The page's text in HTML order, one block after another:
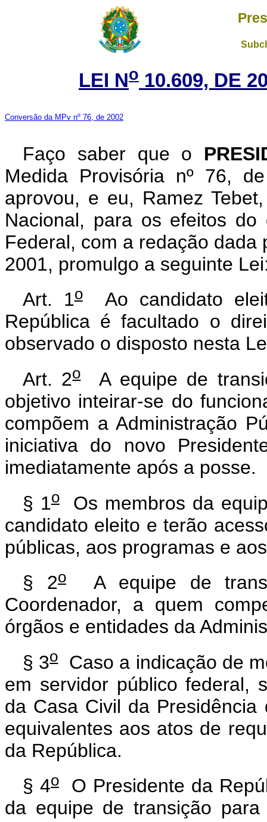
LEI No 10.609, DE
Conversão da MPv nº 76, de 2002
Faço saber que o
Medida Provisória nº 76,
aprovou, e eu, Ramez
Nacional, para os efeitos
Federal, com a redação dada
2001, promulgo a seguinte
Art. 1oAo candidato
República é facultado o
observado o disposto nesta
Art. 2oA equipe de
objetivo inteirar-se do
compõem a Administração
iniciativa do novo
imediatamente após a posse.
§ 1oOs membros da
candidato eleito e terão
públicas, aos programas e
§ 2oA equipe de
Coordenador, a quem
órgãos e entidades da
§ 3oCaso a indicação de
em servidor público federal,
da Casa Civil da
equivalentes aos atos de
da República.
§ 4oO Presidente da
da equipe de transição